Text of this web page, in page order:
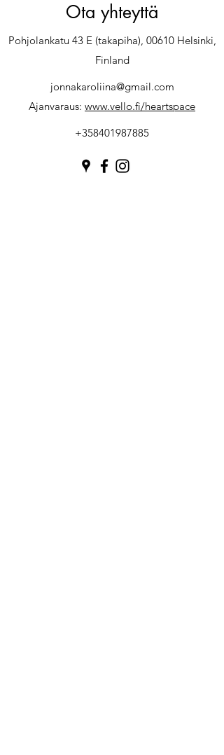
Ota yhteyttä
Pohjolankatu 43 E (takapiha), 00610 Helsinki,
Finland
jonnakaroliina@gmail.com
Ajanvaraus: www.vello.fi/heartspace
+358401987885